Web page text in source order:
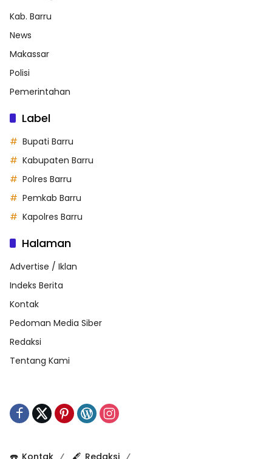
Kab. Barru
News
Makassar
Polisi
Pemerintahan
Label
Bupati Barru
Kabupaten Barru
Polres Barru
Pemkab Barru
Kapolres Barru
Halaman
Advertise / Iklan
Indeks Berita
Kontak
Pedoman Media Siber
Redaksi
Tentang Kami
Kontak Redaksi